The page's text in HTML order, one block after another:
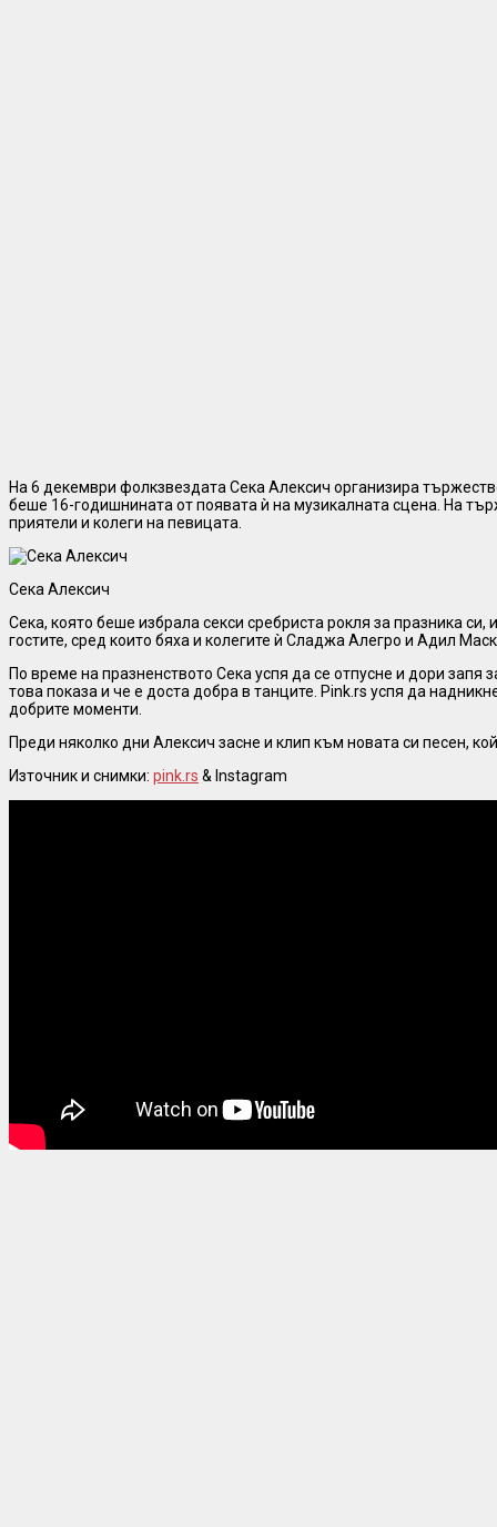
На 6 декември фолкзвездата Сека Алексич организира
беше 16-годишнината от появата ѝ на музикалната сцена. На
приятели и колеги на певицата.
Сека Алексич
Сека, която беше избрала секси сребриста рокля за празника
гостите, сред които бяха и колегите ѝ Сладжа Алегро и Адил
По време на празненството Сека успя да се отпусне и дори запя
това показа и че е доста добра в танците. Pink.rs успя да
добрите моменти.
Преди няколко дни Алексич засне и клип към новата си песен,
Източник и снимки: pink.rs & Instagram